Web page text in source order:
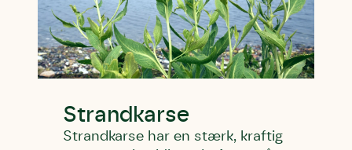
Strandkarse
Strandkarse har en stærk, kraftig